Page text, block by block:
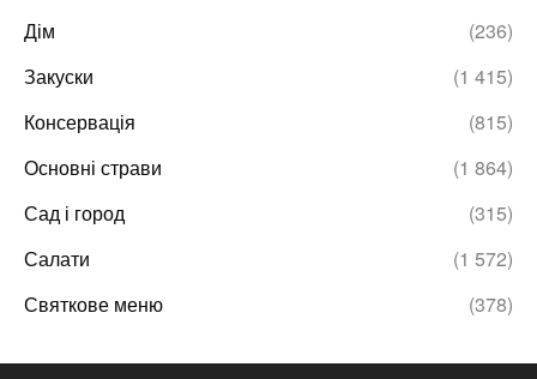
Дім
(236)
Закуски
(1 415)
Консервація
(815)
Основні страви
(1 864)
Сад і город
(315)
Салати
(1 572)
Святкове меню
(378)